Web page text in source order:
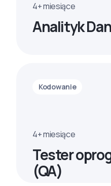
4+ miesiące
Analityk
Kodowanie
4+ miesiące
Tester
(QA)